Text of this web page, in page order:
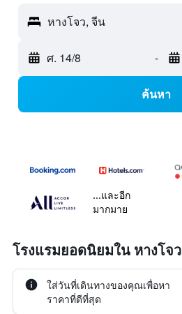
หางโจว, จีน
ศ. 14/8 -
ค้นหา
...และอีก
มากมาย
โรงแรมยอดนิยมใน หางโจว
ใส่วันที่เดินทางของคุณเพื่อหา
ราคาที่ดีที่สุด